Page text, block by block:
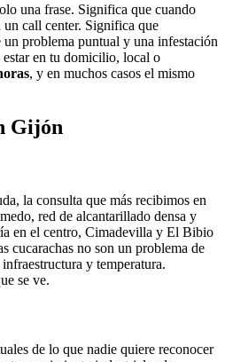
una frase. Significa que cuando
un call center. Significa que
problema puntual y una infestación
en tu domicilio, local o
, y en muchos casos el mismo
Gijón
la consulta que más recibimos en
red de alcantarillado densa y
en el centro, Cimadevilla y El Bibio
cucarachas no son un problema de
y temperatura.
se ve.
de lo que nadie quiere reconocer